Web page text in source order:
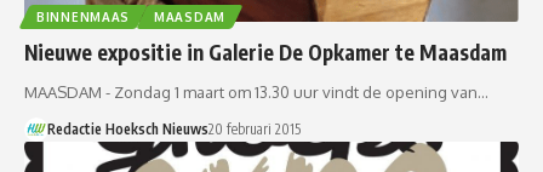
BINNENMAAS MAASDAM
Nieuwe expositie in Galerie De Opkamer te Maasdam
MAASDAM - Zondag 1 maart om 13.30 uur vindt de opening van…
Redactie Hoeksch Nieuws20 februari 2015